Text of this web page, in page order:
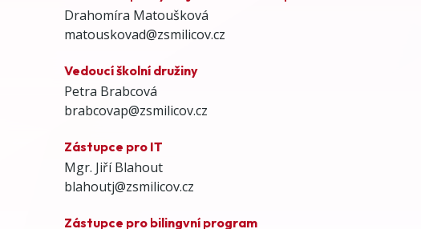
Drahomíra Matoušková
matouskovad@zsmilicov.cz
Vedoucí školní družiny
Petra Brabcová
brabcovap@zsmilicov.cz
Zástupce pro IT
Mgr. Jiří Blahout
blahoutj@zsmilicov.cz
Zástupce pro bilingvní program